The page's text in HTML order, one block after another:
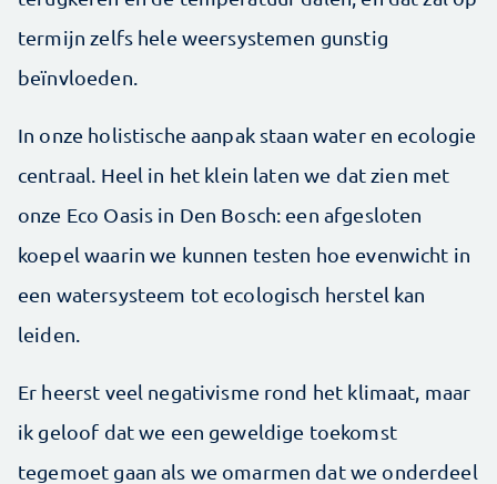
termijn zelfs hele weersystemen gunstig
beïnvloeden.
In onze holistische aanpak staan water en ecologie
centraal. Heel in het klein laten we dat zien met
onze Eco Oasis in Den Bosch: een afgesloten
koepel waarin we kunnen testen hoe evenwicht in
een watersysteem tot ecologisch herstel kan
leiden.
Er heerst veel negativisme rond het klimaat, maar
ik geloof dat we een geweldige toekomst
tegemoet gaan als we omarmen dat we onderdeel